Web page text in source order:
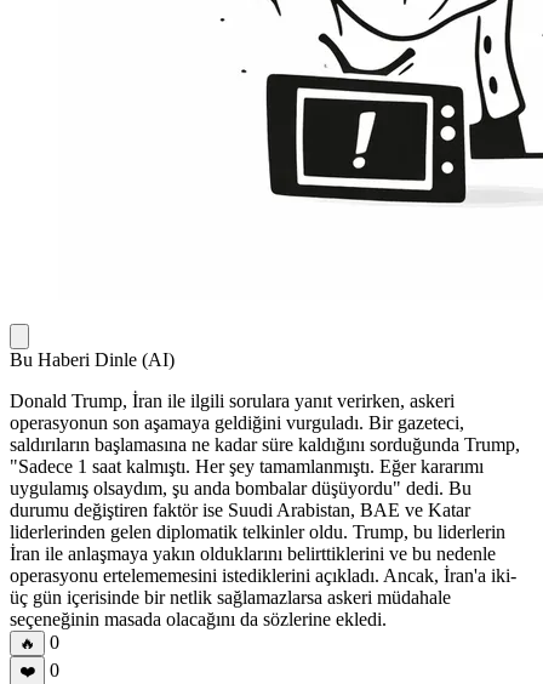
Bu Haberi Dinle (AI)
Donald Trump, İran ile ilgili sorulara yanıt verirken, askeri
operasyonun son aşamaya geldiğini vurguladı. Bir gazeteci,
saldırıların başlamasına ne kadar süre kaldığını sorduğunda Trump,
"Sadece 1 saat kalmıştı. Her şey tamamlanmıştı. Eğer kararımı
uygulamış olsaydım, şu anda bombalar düşüyordu" dedi. Bu
durumu değiştiren faktör ise Suudi Arabistan, BAE ve Katar
liderlerinden gelen diplomatik telkinler oldu. Trump, bu liderlerin
İran ile anlaşmaya yakın olduklarını belirttiklerini ve bu nedenle
operasyonu ertelememesini istediklerini açıkladı. Ancak, İran'a iki-
üç gün içerisinde bir netlik sağlamazlarsa askeri müdahale
seçeneğinin masada olacağını da sözlerine ekledi.
🔥 0
❤️ 0